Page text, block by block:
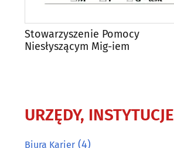
Stowarzyszenie Pomocy
Niesłyszącym Mig-iem
URZĘDY, INSTYTUCJE
Biura Karier (4)